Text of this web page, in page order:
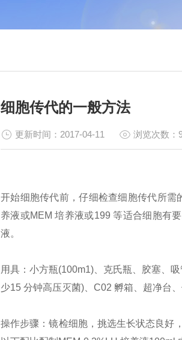
细胞传代的一般方法
更新时间：2017-04-11 浏览次数：
开始细胞传代前，仔细检查细胞传代所需
养液或MEM 培养液或199 等适合细胞有
液。
用具：小方瓶(100m1)、克氏瓶、胶塞、
少15 分钟高压灭菌)、C02 孵箱、超净
操作步骤：镜检细胞，挑选生长状态良好